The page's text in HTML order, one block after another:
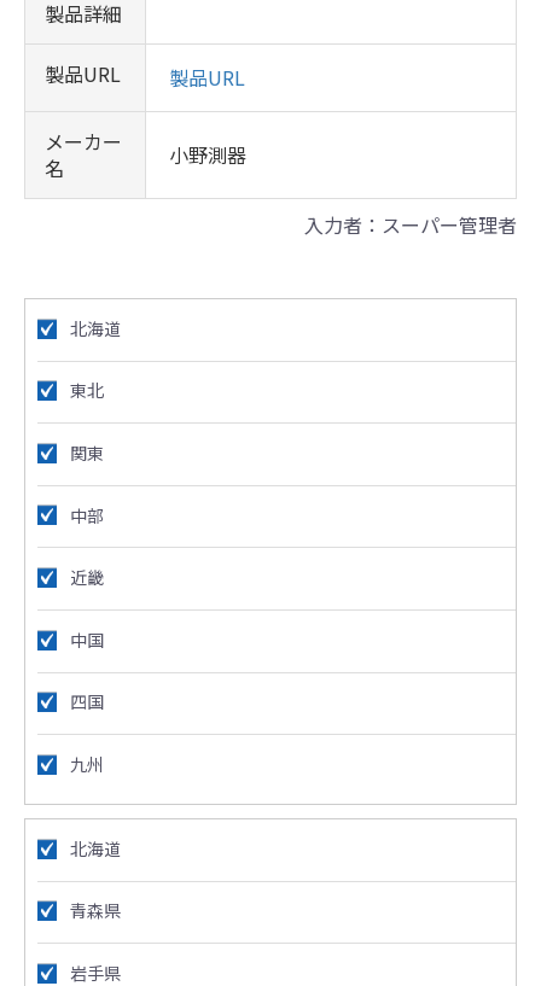
製品詳細
製品URL 製品URL
メーカー
名
小野測器
入力者：スーパー管理者
北海道
東北
関東
中部
近畿
中国
四国
九州
北海道
青森県
岩手県